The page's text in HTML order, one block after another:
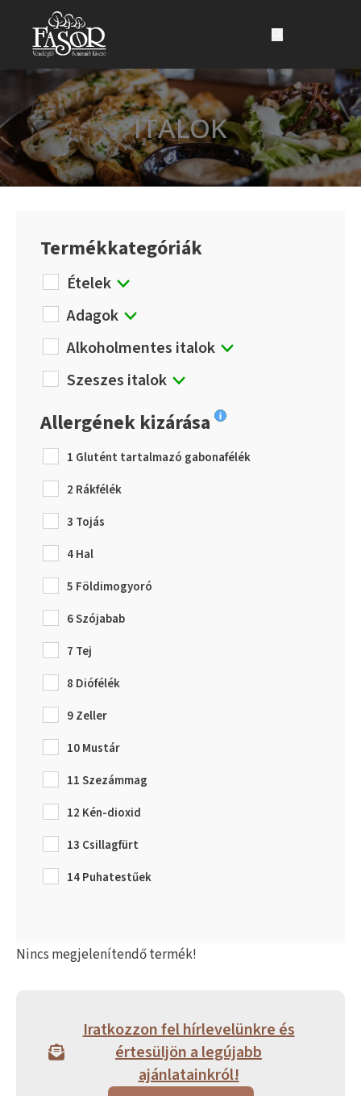
Ugrás a fő tartalomhoz
Ugrás a lábléchez
ITALOK
Termékkategóriák
Ételek
Adagok
Alkoholmentes italok
Szeszes italok
Allergének kizárása
1 Glutént tartalmazó gabonafélék
2 Rákfélék
3 Tojás
4 Hal
5 Földimogyoró
6 Szójabab
7 Tej
8 Diófélék
9 Zeller
10 Mustár
11 Szezámmag
12 Kén-dioxid
13 Csillagfürt
14 Puhatestűek
Nincs megjelenítendő termék!
Iratkozzon fel hírlevelünkre és
értesüljön a legújabb
ajánlatainkról!